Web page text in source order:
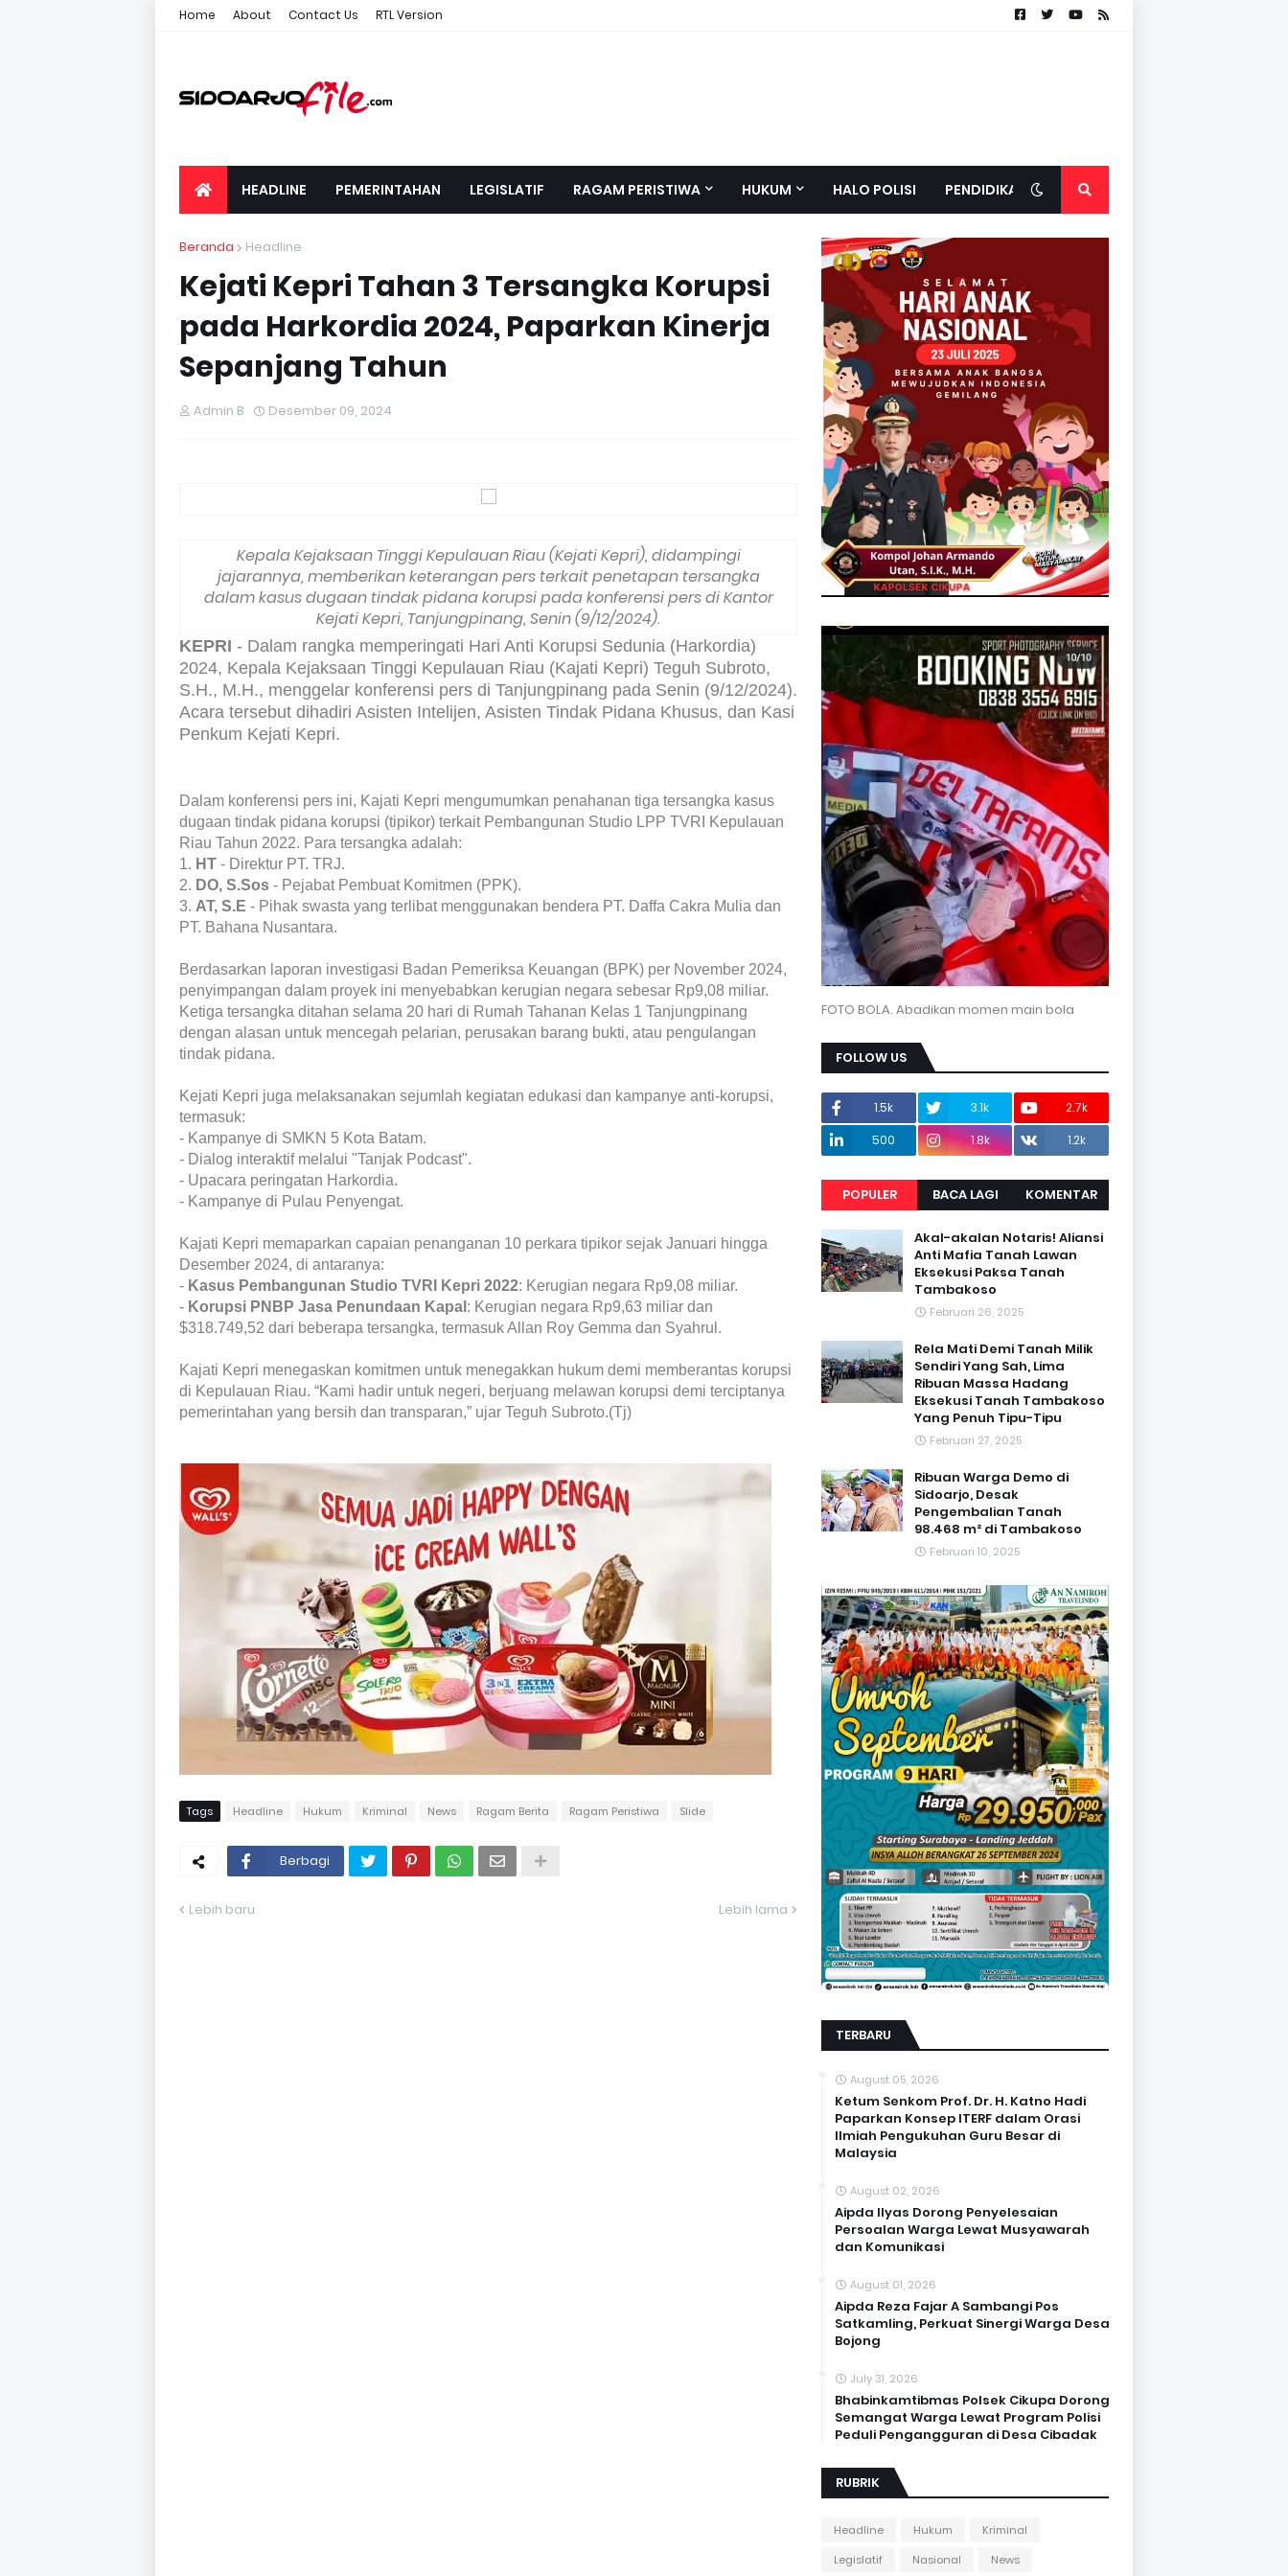
Home About Contact Us RTL Version
HEADLINE PEMERINTAHAN LEGISLATIF RAGAM PERISTIWA HUKUM HALO POLISI PENDIDIKAN
Beranda Headline
Kejati Kepri Tahan 3 Tersangka Korupsi
pada Harkordia 2024, Paparkan Kinerja
Sepanjang Tahun
Admin B Desember 09, 2024
Kepala Kejaksaan Tinggi Kepulauan Riau (Kejati Kepri), didampingi
jajarannya, memberikan keterangan pers terkait penetapan tersangka
dalam kasus dugaan tindak pidana korupsi pada konferensi pers di Kantor
Kejati Kepri, Tanjungpinang, Senin (9/12/2024).
KEPRI - Dalam rangka memperingati Hari Anti Korupsi Sedunia (Harkordia)
2024, Kepala Kejaksaan Tinggi Kepulauan Riau (Kajati Kepri) Teguh Subroto,
S.H., M.H., menggelar konferensi pers di Tanjungpinang pada Senin (9/12/2024).
Acara tersebut dihadiri Asisten Intelijen, Asisten Tindak Pidana Khusus, dan Kasi
Penkum Kejati Kepri.
Dalam konferensi pers ini, Kajati Kepri mengumumkan penahanan tiga tersangka kasus
dugaan tindak pidana korupsi (tipikor) terkait Pembangunan Studio LPP TVRI Kepulauan
Riau Tahun 2022. Para tersangka adalah:
1. HT - Direktur PT. TRJ.
2. DO, S.Sos - Pejabat Pembuat Komitmen (PPK).
3. AT, S.E - Pihak swasta yang terlibat menggunakan bendera PT. Daffa Cakra Mulia dan
PT. Bahana Nusantara.
Berdasarkan laporan investigasi Badan Pemeriksa Keuangan (BPK) per November 2024,
penyimpangan dalam proyek ini menyebabkan kerugian negara sebesar Rp9,08 miliar.
Ketiga tersangka ditahan selama 20 hari di Rumah Tahanan Kelas 1 Tanjungpinang
dengan alasan untuk mencegah pelarian, perusakan barang bukti, atau pengulangan
tindak pidana.
Kejati Kepri juga melaksanakan sejumlah kegiatan edukasi dan kampanye anti-korupsi,
termasuk:
- Kampanye di SMKN 5 Kota Batam.
- Dialog interaktif melalui "Tanjak Podcast".
- Upacara peringatan Harkordia.
- Kampanye di Pulau Penyengat.
Kajati Kepri memaparkan capaian penanganan 10 perkara tipikor sejak Januari hingga
Desember 2024, di antaranya:
- Kasus Pembangunan Studio TVRI Kepri 2022: Kerugian negara Rp9,08 miliar.
- Korupsi PNBP Jasa Penundaan Kapal : Kerugian negara Rp9,63 miliar dan
$318.749,52 dari beberapa tersangka, termasuk Allan Roy Gemma dan Syahrul.
Kajati Kepri menegaskan komitmen untuk menegakkan hukum demi memberantas korupsi
di Kepulauan Riau. “Kami hadir untuk negeri, berjuang melawan korupsi demi terciptanya
pemerintahan yang bersih dan transparan,” ujar Teguh Subroto.(Tj)
Tags Headline Hukum Kriminal News Ragam Berita Ragam Peristiwa Slide
Berbagi
Lebih baru Lebih lama
FOTO BOLA. Abadikan momen main bola
FOLLOW US
1.5k 3.1k
2.7k
500
1.8k 1.2k
POPULER BACA LAGI KOMENTAR
Akal-akalan Notaris! Aliansi
Anti Mafia Tanah Lawan
Eksekusi Paksa Tanah
Tambakoso
Februari 26, 2025
Rela Mati Demi Tanah Milik
Sendiri Yang Sah, Lima
Ribuan Massa Hadang
Eksekusi Tanah Tambakoso
Yang Penuh Tipu-Tipu
Februari 27, 2025
Ribuan Warga Demo di
Sidoarjo, Desak
Pengembalian Tanah
98.468 m² di Tambakoso
Februari 10, 2025
TERBARU
August 05, 2026
Ketum Senkom Prof. Dr. H. Katno Hadi
Paparkan Konsep ITERF dalam Orasi
Ilmiah Pengukuhan Guru Besar di
Malaysia
August 02, 2026
Aipda Ilyas Dorong Penyelesaian
Persoalan Warga Lewat Musyawarah
dan Komunikasi
August 01, 2026
Aipda Reza Fajar A Sambangi Pos
Satkamling, Perkuat Sinergi Warga Desa
Bojong
July 31, 2026
Bhabinkamtibmas Polsek Cikupa Dorong
Semangat Warga Lewat Program Polisi
Peduli Pengangguran di Desa Cibadak
RUBRIK
Headline Hukum
Kriminal
Legislatif
Nasional News